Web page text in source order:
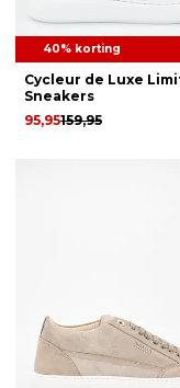
40% korting
Cycleur de Luxe
Sneakers
159,95
95,95